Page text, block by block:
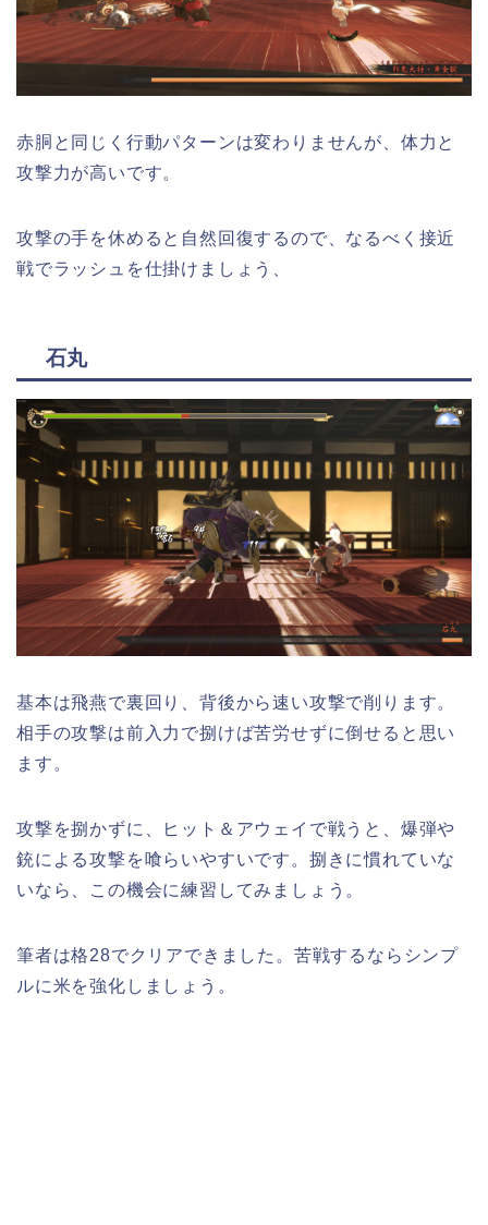
赤胴と同じく行動パターンは変わりませんが、体力と
攻撃力が高いです。
攻撃の手を休めると自然回復するので、なるべく接近
戦でラッシュを仕掛けましょう、
石丸
基本は飛燕で裏回り、背後から速い攻撃で削ります。
相手の攻撃は前入力で捌けば苦労せずに倒せると思い
ます。
攻撃を捌かずに、ヒット＆アウェイで戦うと、爆弾や
銃による攻撃を喰らいやすいです。捌きに慣れていな
いなら、この機会に練習してみましょう。
筆者は格28でクリアできました。苦戦するならシンプ
ルに米を強化しましょう。